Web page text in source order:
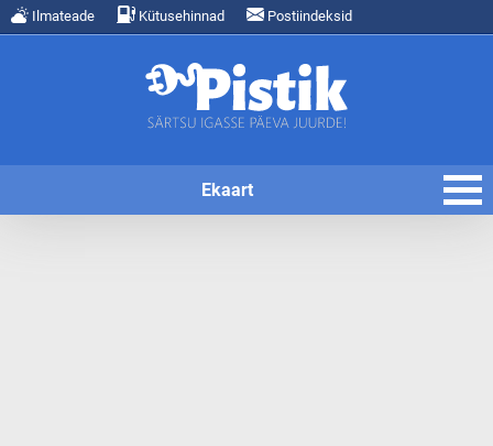
Ilmateade Kütusehinnad Postiindeksid
Ekaart